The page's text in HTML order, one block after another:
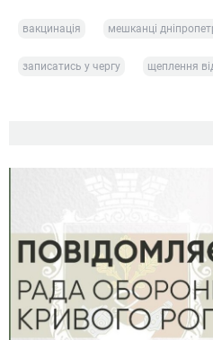
вакцинація мешканці
записатись у чергу щеплення